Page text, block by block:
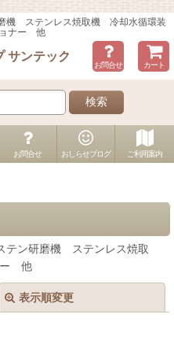
機 ステンレス焼取機 冷却水循環装
ナー 他
サンテック
お問合せ カート
検索
お問合せ おしらせブログ ご利用案内
ン研磨機 ステンレス焼取
ー 他
表示順変更